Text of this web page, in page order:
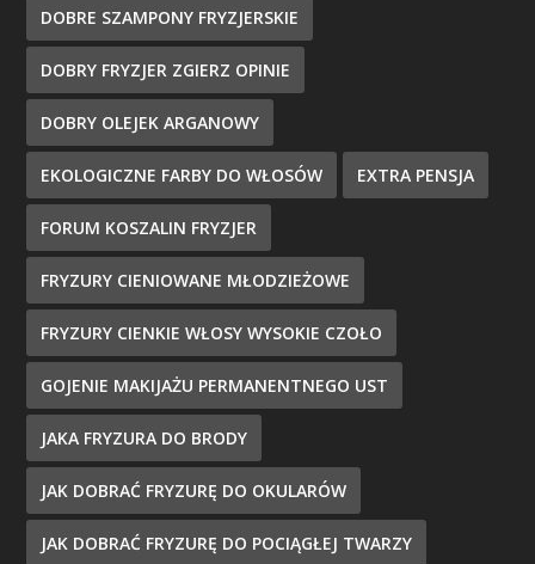
DOBRE SZAMPONY FRYZJERSKIE
DOBRY FRYZJER ZGIERZ OPINIE
DOBRY OLEJEK ARGANOWY
EKOLOGICZNE FARBY DO WŁOSÓW EXTRA PENSJA
FORUM KOSZALIN FRYZJER
FRYZURY CIENIOWANE MŁODZIEŻOWE
FRYZURY CIENKIE WŁOSY WYSOKIE CZOŁO
GOJENIE MAKIJAŻU PERMANENTNEGO UST
JAKA FRYZURA DO BRODY
JAK DOBRAĆ FRYZURĘ DO OKULARÓW
JAK DOBRAĆ FRYZURĘ DO POCIĄGŁEJ TWARZY